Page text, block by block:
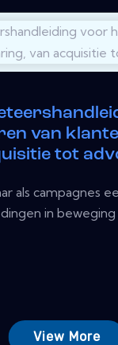
van
tot
als campagnes
in beweging
View More